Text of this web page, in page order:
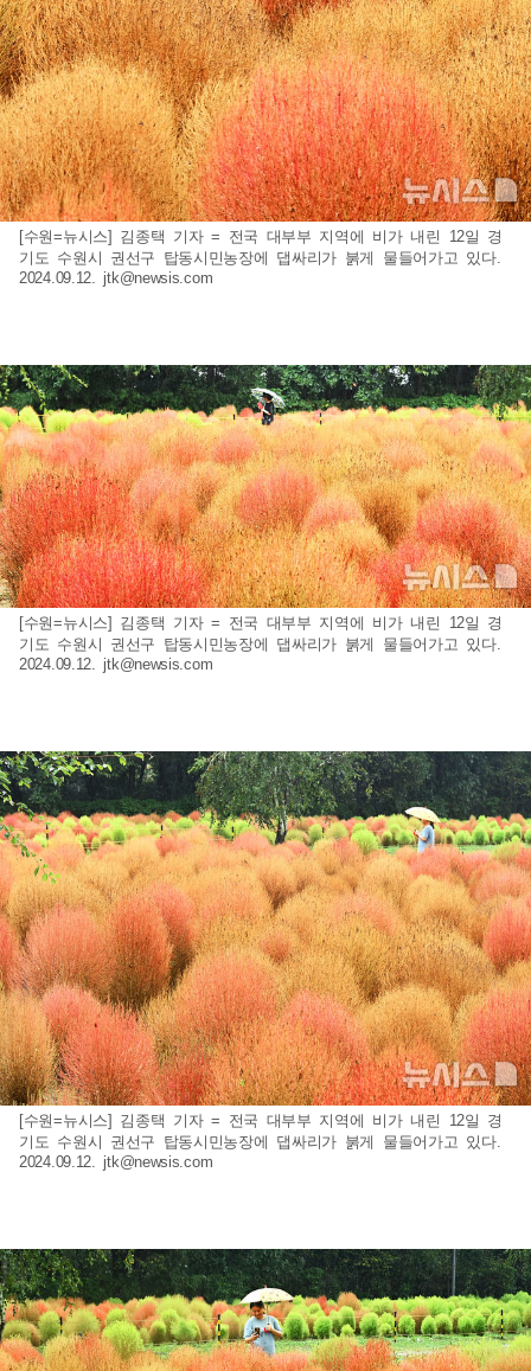
[수원=뉴시스] 김종택 기자 = 전국 대부부 지역에 비가 내린 12일 경
기도 수원시 권선구 탑동시민농장에 댑싸리가 붉게 물들어가고 있다.
2024.09.12. jtk@newsis.com
[수원=뉴시스] 김종택 기자 = 전국 대부부 지역에 비가 내린 12일 경
기도 수원시 권선구 탑동시민농장에 댑싸리가 붉게 물들어가고 있다.
2024.09.12. jtk@newsis.com
[수원=뉴시스] 김종택 기자 = 전국 대부부 지역에 비가 내린 12일 경
기도 수원시 권선구 탑동시민농장에 댑싸리가 붉게 물들어가고 있다.
2024.09.12. jtk@newsis.com